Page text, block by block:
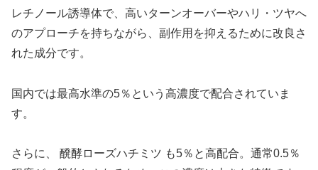
レチノール誘導体で、高いターンオーバーやハリ・ツヤへ
のアプローチを持ちながら、副作用を抑えるために改良さ
れた成分です。
国内では最高水準の5％という高濃度で配合されていま
す。
さらに、 醗酵ローズハチミツ も5％と高配合。通常0.5％